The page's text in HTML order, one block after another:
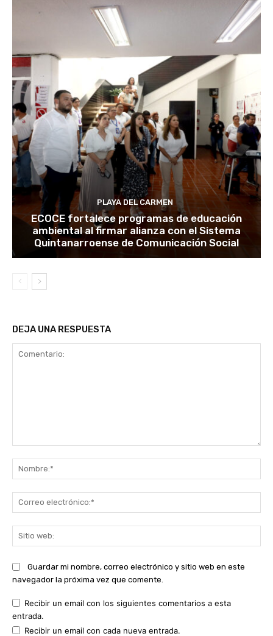
PLAYA DEL CARMEN
ECOCE fortalece programas de educación
ambiental al firmar alianza con el Sistema
Quintanarroense de Comunicación Social
DEJA UNA RESPUESTA
Guardar mi nombre, correo electrónico y sitio web en este
navegador la próxima vez que comente.
Recibir un email con los siguientes comentarios a esta
entrada.
Recibir un email con cada nueva entrada.